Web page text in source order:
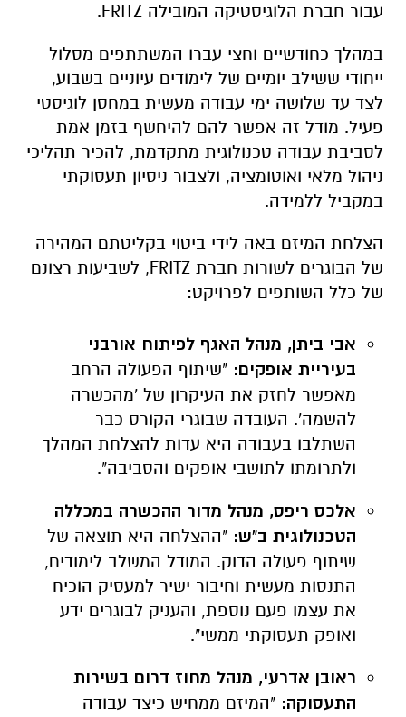
עבור חברת הלוגיסטיקה המובילה FRITZ.
במהלך כחודשיים וחצי עברו המשתתפים מסלול
ייחודי ששילב יומיים של לימודים עיוניים בשבוע,
לצד עד שלושה ימי עבודה מעשית במחסן לוגיסטי
פעיל. מודל זה אפשר להם להיחשף בזמן אמת
לסביבת עבודה טכנולוגית מתקדמת, להכיר תהליכי
ניהול מלאי ואוטומציה, ולצבור ניסיון תעסוקתי
במקביל ללמידה.
הצלחת המיזם באה לידי ביטוי בקליטתם המהירה
של הבוגרים לשורות חברת FRITZ, לשביעות רצונם
של כלל השותפים לפרויקט:
אבי ביתן, מנהל האגף לפיתוח אורבני
בעיריית אופקים: "שיתוף הפעולה הרחב
מאפשר לחזק את העיקרון של 'מהכשרה
להשמה'. העובדה שבוגרי הקורס כבר
השתלבו בעבודה היא עדות להצלחת המהלך
ולתרומתו לתושבי אופקים והסביבה".
אלכס ריפס, מנהל מדור ההכשרה במכללה
הטכנולוגית ב"ש: "ההצלחה היא תוצאה של
שיתוף פעולה הדוק. המודל המשלב לימודים,
התנסות מעשית וחיבור ישיר למעסיק הוכיח
את עצמו פעם נוספת, והעניק לבוגרים ידע
ואופק תעסוקתי ממשי".
ראובן אדרעי, מנהל מחוז דרום בשירות
התעסוקה: "המיזם ממחיש כיצד עבודה